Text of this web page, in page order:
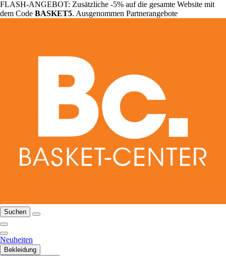
FLASH-ANGEBOT: Zusätzliche -5% auf die gesamte Website mit
dem Code BASKET5. Ausgenommen Partnerangebote
Suchen
Neuheiten
Bekleidung